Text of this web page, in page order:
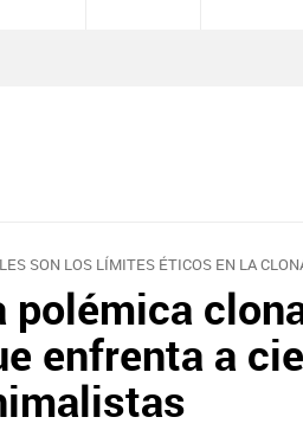
SON LOS LÍMITES ÉTICOS EN LA
polémica
enfrenta a